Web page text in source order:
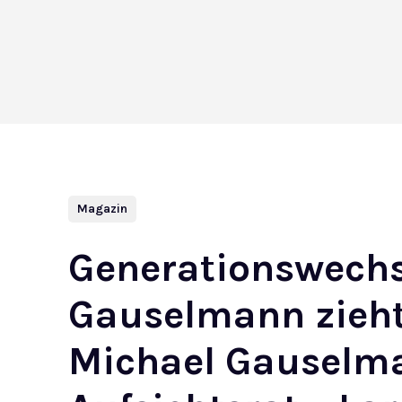
Magazin
Gauselmann
Michael